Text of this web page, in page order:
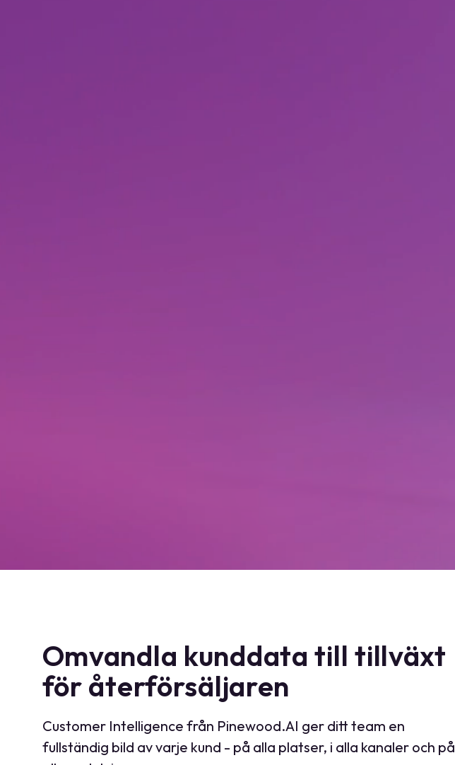
Omvandla kunddata till tillväxt
för återförsäljaren
Customer Intelligence från Pinewood.AI ger ditt team en
fullständig bild av varje kund - på alla platser, i alla kanaler och på